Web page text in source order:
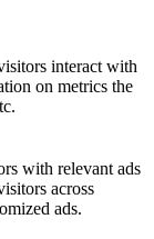
interact with
on metrics the
with relevant ads
across
ads.